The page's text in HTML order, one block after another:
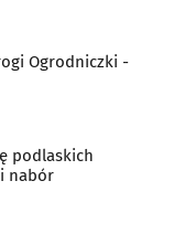
Ogrodniczki -
podlaskich
nabór